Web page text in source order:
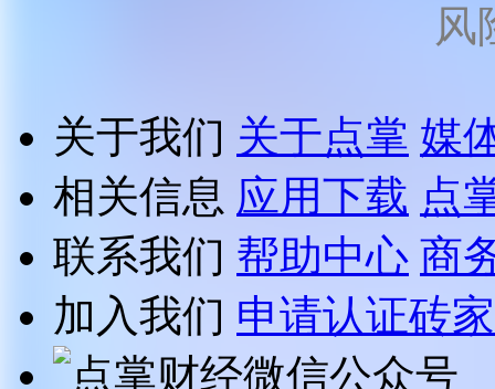
风
关于我们 关于点掌 媒
相关信息 应用下载 点
联系我们 帮助中心 商
加入我们 申请认证砖家